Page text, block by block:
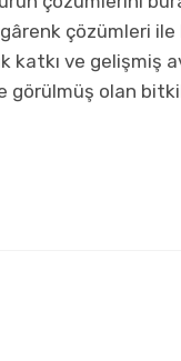
çözümleri
katkı ve
görülmüş olan